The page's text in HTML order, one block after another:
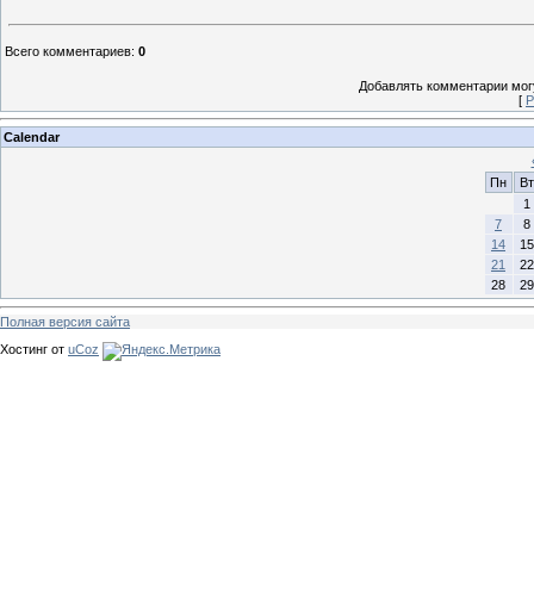
Всего комментариев: 0
Добавлять комментарии
[
Calendar
Пн
Вт
1
7
8
14
15
21
22
28
29
Полная версия сайта
Хостинг от uCoz